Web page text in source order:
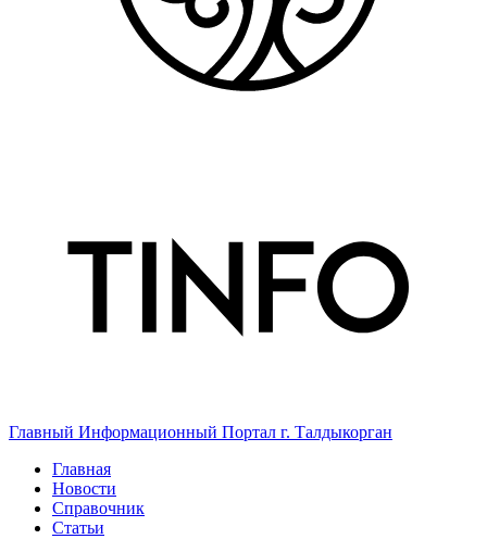
Главный Информационный Портал г. Талдыкорган
Главная
Новости
Справочник
Статьи